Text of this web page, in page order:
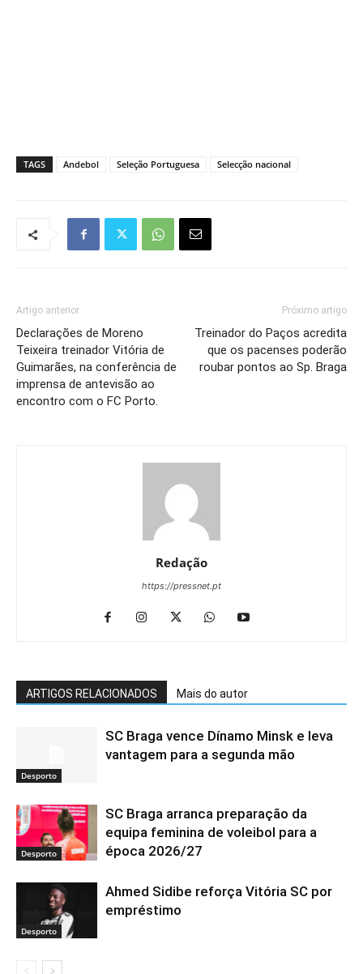
TAGS Andebol Seleção Portuguesa Selecção nacional
Artigo anterior
Declarações de Moreno
Teixeira treinador Vitória de
Guimarães, na conferência de
imprensa de antevisão ao
encontro com o FC Porto.
Próximo artigo
Treinador do Paços acredita
que os pacenses poderão
roubar pontos ao Sp. Braga
Redação
https://pressnet.pt
ARTIGOS RELACIONADOS Mais do autor
Desporto
SC Braga vence Dínamo Minsk e leva
vantagem para a segunda mão
Desporto
SC Braga arranca preparação da
equipa feminina de voleibol para a
época 2026/27
Desporto
Ahmed Sidibe reforça Vitória SC por
empréstimo